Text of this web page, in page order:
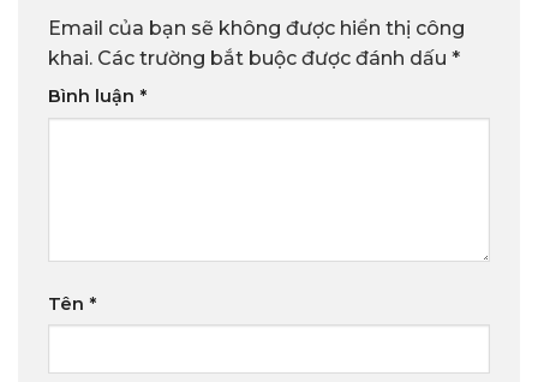
Email của bạn sẽ không được hiển thị công
khai. Các trường bắt buộc được đánh dấu *
Bình luận *
Tên *